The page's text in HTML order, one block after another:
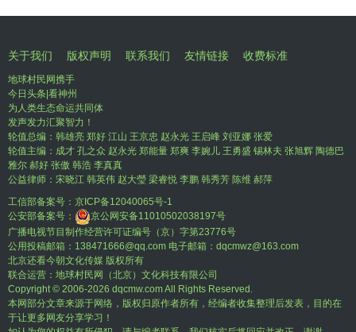
关于我们 版权声明 联系我们 友情链接 收费标准
地球村民网携手
今日头条|看神州
为人类生态命运共同体
发声发力汇聚智力！
轮值总编：韩雄亮 郑好 江山 王京忠 赵永光 王启峰 刘亚娜 张爱
轮值主编：成才 孔之众 赵永光 郑能量 郑爽 李婉儿 王勇盛 锡林夫 张旭辉 陶德巴
雅尔 郝好 张傲 韩浩 李真真
公益律师：宋晓江 韩英伟 赵大瑩 梁睿悦 李鹏 韩秀芳 陈维 郝萍
工信部备案号： 京ICP备12040065号-1
公安部备案号：
京公网安备11010502038197号
广播电视节目制作经营许可证编号（京）字第23776号
公用投稿邮箱：138471666@qq.com 电子邮箱：dqcmwz@163.com
北京还看今朝文化传媒 版权所有
联合运营：地球村民网（北京）文化科技有限公司
Copyright © 2006-2026 dqcmw.com All Rights Reserved.
本网部分文章来源于网络，版权归原作者所有，经编者收集整理后发表，目的在
于让更多网友分享学习！